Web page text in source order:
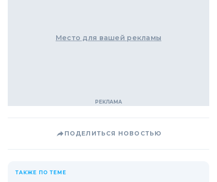
Место для вашей рекламы
ПОДЕЛИТЬСЯ НОВОСТЬЮ
ТАКЖЕ ПО ТЕМЕ